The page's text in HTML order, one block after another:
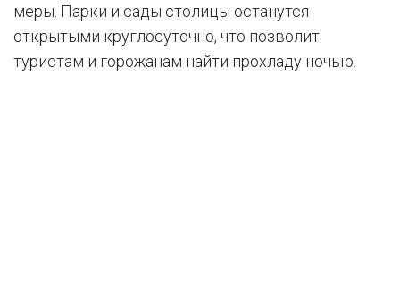
меры. Парки и сады столицы останутся
открытыми круглосуточно, что позволит
туристам и горожанам найти прохладу ночью.